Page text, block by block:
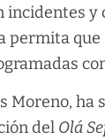
y
permita que
Moreno, ha
del Olá